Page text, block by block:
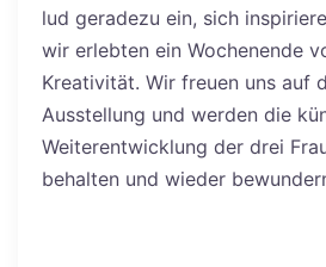
lud geradezu ein, sich
wir erlebten ein Wochenende
Kreativität. Wir freuen uns auf
Ausstellung und werden die
Weiterentwicklung der drei
behalten und wieder